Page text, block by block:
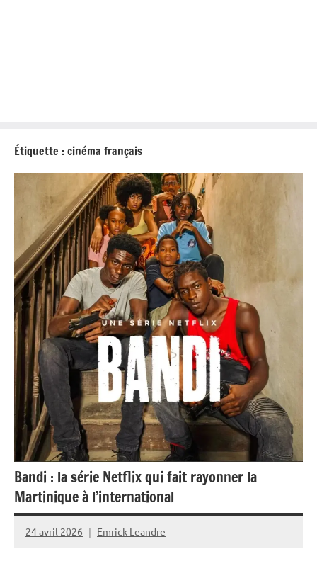
Étiquette :cinéma français
Bandi : la série Netflix qui fait rayonner la
Martinique à l’international
24 avril 2026 Emrick Leandre